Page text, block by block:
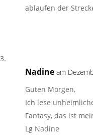
ablaufen der
Nadine am
Guten Morgen,
Ich lese
Fantasy, das ist
Lg Nadine